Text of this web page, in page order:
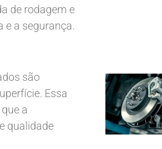
de rodagem e
e a segurança.
são
Essa
a
qualidade